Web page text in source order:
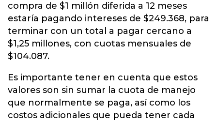
compra de $1 millón diferida a 12 meses
estaría pagando intereses de $249.368, para
terminar con un total a pagar cercano a
$1,25 millones, con cuotas mensuales de
$104.087.
Es importante tener en cuenta que estos
valores son sin sumar la cuota de manejo
que normalmente se paga, así como los
costos adicionales que pueda tener cada